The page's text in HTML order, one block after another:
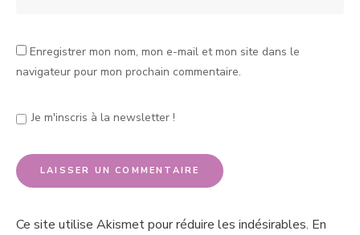
Enregistrer mon nom, mon e-mail et mon site dans le
navigateur pour mon prochain commentaire.
Je m'inscris à la newsletter !
Ce site utilise Akismet pour réduire les indésirables. En